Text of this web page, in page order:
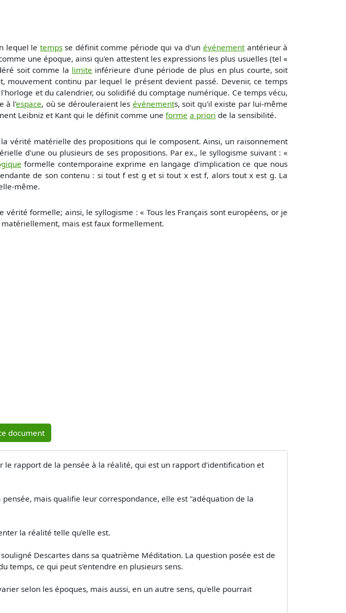
lequel le tempsse définit comme période qui va d'un événementantérieur à
une époque, ainsi qu'en attestent les expressions les plus usuelles (tel «
soit comme la limite inférieure d'une période de plus en plus courte, soit
continu par lequel le présent devient passé. Devenir, ce temps
et du calendrier, ou solidifié du comptage numérique. Ce temps vécu,
à l'espace, où se dérouleraient les événements, soit qu'il existe par lui-même
Leibniz et Kant qui le définit comme une forme a priori de la sensibilité.
vérité matérielle des propositions qui le composent. Ainsi, un raisonnement
d'une ou plusieurs de ses propositions. Par ex., le syllogisme suivant : «
formelle contemporaine exprime en langage d'implication ce que nous
de son contenu : si tout f est g et si tout x est f, alors tout x est g. La
même.
vérité formelle; ainsi, le syllogisme : « Tous les Français sont européens, or je
mais est faux formellement.
document
le rapport de la pensée à la réalité, qui est un rapport d'identification et
mais qualifie leur correspondance, elle est "adéquation de la
la réalité telle qu'elle est.
Descartes dans sa quatrième Méditation. La question posée est de
temps, ce qui peut s'entendre en plusieurs sens.
selon les époques, mais aussi, en un autre sens, qu'elle pourrait